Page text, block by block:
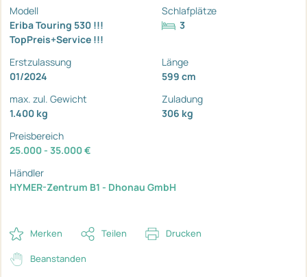
Modell
Eriba Touring 530 !!!
TopPreis+Service !!!
Schlafplätze
3
Erstzulassung
01/2024
Länge
599 cm
max. zul. Gewicht
1.400 kg
Zuladung
306 kg
Preisbereich
25.000 - 35.000 €
Händler
HYMER-Zentrum B1 - Dhonau GmbH
Merken Teilen Drucken
Beanstanden